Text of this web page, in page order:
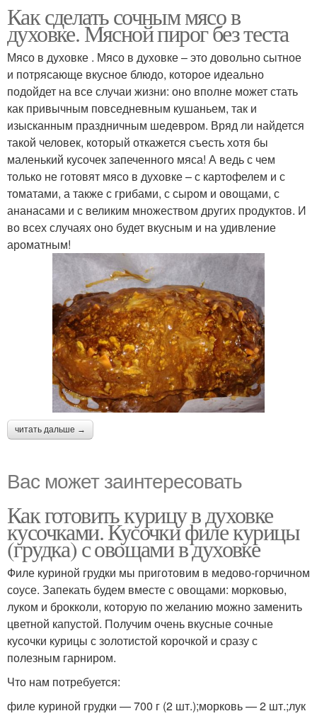
Как сделать сочным мясо в
духовке. Мясной пирог без теста
Мясо в духовке . Мясо в духовке – это довольно сытное
и потрясающе вкусное блюдо, которое идеально
подойдет на все случаи жизни: оно вполне может стать
как привычным повседневным кушаньем, так и
изысканным праздничным шедевром. Вряд ли найдется
такой человек, который откажется съесть хотя бы
маленький кусочек запеченного мяса! А ведь с чем
только не готовят мясо в духовке – с картофелем и с
томатами, а также с грибами, с сыром и овощами, с
ананасами и с великим множеством других продуктов. И
во всех случаях оно будет вкусным и на удивление
ароматным!
читать дальше →
Вас может заинтересовать
Как готовить курицу в духовке
кусочками. Кусочки филе курицы
(грудка) с овощами в духовке
Филе куриной грудки мы приготовим в медово-горчичном
соусе. Запекать будем вместе с овощами: морковью,
луком и брокколи, которую по желанию можно заменить
цветной капустой. Получим очень вкусные сочные
кусочки курицы с золотистой корочкой и сразу с
полезным гарниром.
Что нам потребуется:
филе куриной грудки — 700 г (2 шт.);морковь — 2 шт.;лук